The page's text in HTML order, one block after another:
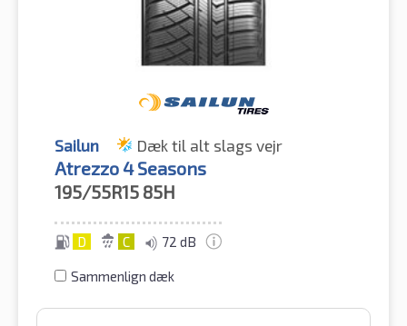
Sailun Dæk til alt slags vejr
Atrezzo 4 Seasons
195/55R15 85H
D C 72 dB
Sammenlign dæk